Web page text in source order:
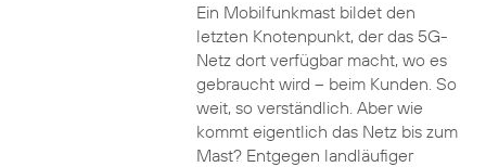
Ein Mobilfunkmast bildet den
letzten Knotenpunkt, der das 5G-
Netz dort verfügbar macht, wo es
gebraucht wird – beim Kunden. So
weit, so verständlich. Aber wie
kommt eigentlich das Netz bis zum
Mast? Entgegen landläufiger